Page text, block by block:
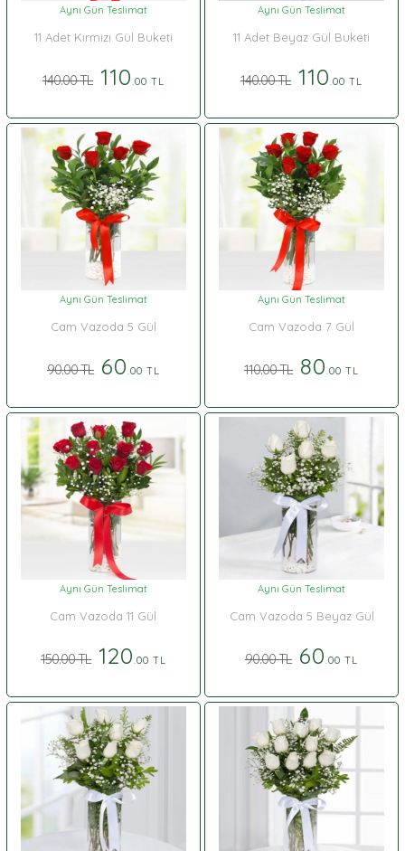
Aynı Gün Teslimat
11 Adet Kırmızı Gül Buketi
140.00 TL110 .00 TL
Aynı Gün Teslimat
11 Adet Beyaz Gül Buketi
140.00 TL 110 .00 TL
Aynı Gün Teslimat
Cam Vazoda 5 Gül
90.00 TL60 .00 TL
Aynı Gün Teslimat
Cam Vazoda 7 Gül
110.00 TL 80 .00 TL
Aynı Gün Teslimat
Cam Vazoda 11 Gül
150.00 TL120 .00 TL
Aynı Gün Teslimat
Cam Vazoda 5 Beyaz Gül
90.00 TL 60 .00 TL